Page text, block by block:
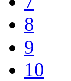
8
9
10